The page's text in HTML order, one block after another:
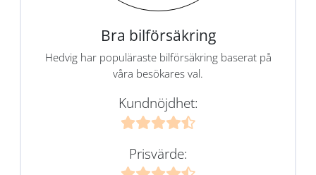
Bra bilförsäkring
Hedvig har populäraste bilförsäkring baserat på
våra besökares val.
Kundnöjdhet:
Prisvärde: